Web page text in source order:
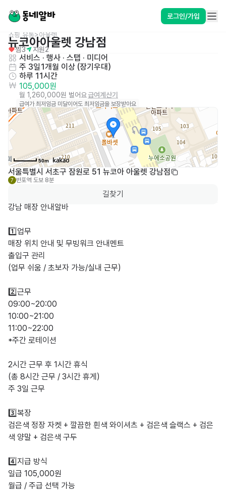
로그인/가입
쇼핑,유통>아울렛
뉴코아아울렛 강남점
찜3 지원2
서비스 · 행사 · 스탭 · 미디어
주 3일1개월 이상 (장기우대)
하루 11시간
105,000원
월 1,260,000원 벌어요급여계산기
급여가 최저임금 미달이어도 최저임금을 보장받아요
50m
서울특별시 서초구 잠원로 51 뉴코아 아울렛 강남점
7 반포역 도보 8분
길찾기
강남 매장 안내알바
1️⃣업무
매장 위치 안내 및 무빙워크 안내멘트
출입구 관리
(업무 쉬움 / 초보자 가능/실내 근무)
2️⃣근무
09:00~20:00
10:00~21:00
11:00~22:00
*주간 로테이션
2시간 근무 후 1시간 휴식
(총 8시간 근무 / 3시간 휴게)
주 3일 근무
3️⃣복장
검은색 정장 자켓 + 깔끔한 흰색 와이셔츠 + 검은색 슬랙스 + 검은
색 양말 + 검은색 구두
4️⃣지급 방식
일급 105,000원
월급 / 주급 선택 가능